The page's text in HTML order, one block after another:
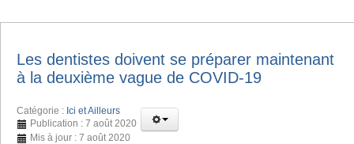
Les dentistes doivent se préparer maintenant
à la deuxième vague de COVID-19
Catégorie : Ici et Ailleurs
Publication : 7 août 2020
Mis à jour : 7 août 2020